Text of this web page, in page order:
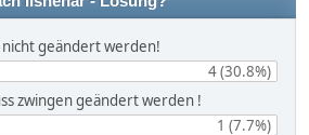
geändert werden!
4 (30.8%)
zwingen geändert werden !
1 (7.7%)